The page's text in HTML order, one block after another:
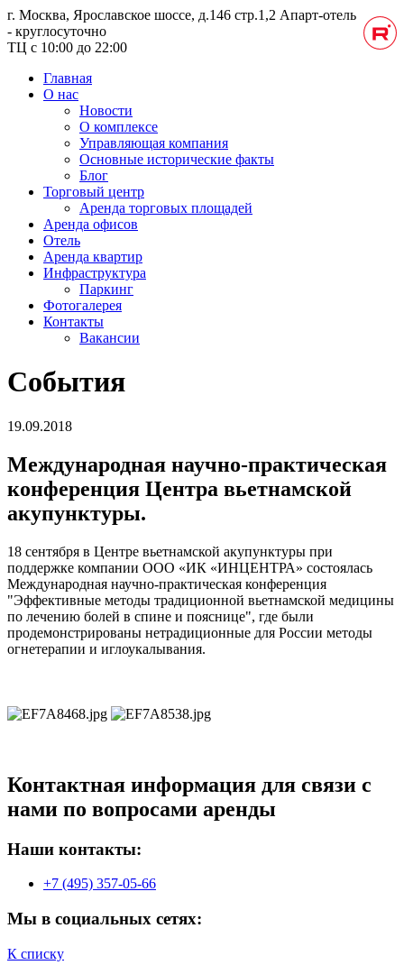
г. Москва, Ярославское шоссе, д.146 стр.1,2 Апарт-отель
- круглосуточно
ТЦ с 10:00 до 22:00
Главная
О нас
Новости
О комплексе
Управляющая компания
Основные исторические факты
Блог
Торговый центр
Аренда торговых площадей
Аренда офисов
Отель
Аренда квартир
Инфраструктура
Паркинг
Фотогалерея
Контакты
Вакансии
События
19.09.2018
Международная научно-практическая
конференция Центра вьетнамской
акупунктуры.
18 сентября в Центре вьетнамской акупунктуры при
поддержке компании ООО «ИК «ИНЦЕНТРА» состоялась
Международная научно-практическая конференция
"Эффективные методы традиционной вьетнамской медицины
по лечению болей в спине и пояснице", где были
продемонстрированы нетрадиционные для России методы
огнетерапии и иглоукалывания.
Контактная информация для связи с
нами по вопросами аренды
Наши контакты:
+7 (495) 357-05-66
Мы в социальных сетях:
К списку